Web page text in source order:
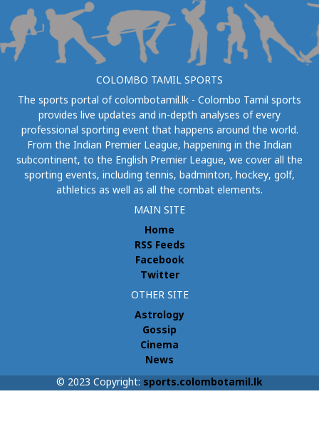
COLOMBO TAMIL SPORTS
The sports portal of colombotamil.lk - Colombo Tamil sports
provides live updates and in-depth analyses of every
professional sporting event that happens around the world.
From the Indian Premier League, happening in the Indian
subcontinent, to the English Premier League, we cover all the
sporting events, including tennis, badminton, hockey, golf,
athletics as well as all the combat elements.
MAIN SITE
Home
RSS Feeds
Facebook
Twitter
OTHER SITE
Astrology
Gossip
Cinema
News
© 2023 Copyright: sports.colombotamil.lk